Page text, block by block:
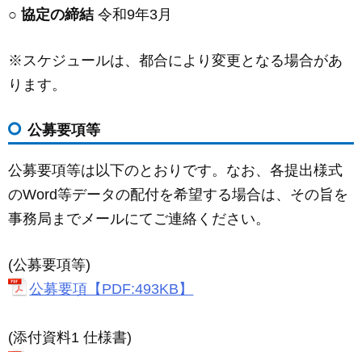
○ 協定の締結 令和9年3月
※スケジュールは、都合により変更となる場合があ
ります。
公募要項等
公募要項等は以下のとおりです。なお、各提出様式
のWord等データの配付を希望する場合は、その旨を
事務局までメールにてご連絡ください。
(公募要項等)
公募要項【PDF:493KB】
(添付資料1 仕様書)